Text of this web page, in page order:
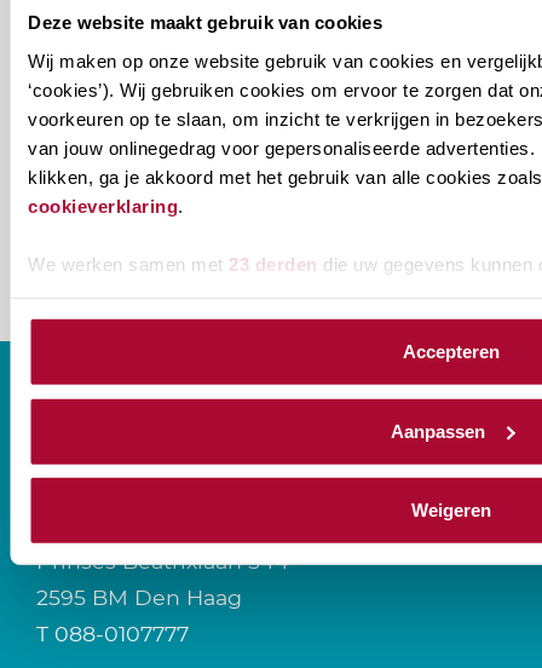
Deze website maakt gebruik van cookies
Wij maken op onze website gebruik van cookies en
‘cookies’). Wij gebruiken cookies om ervoor te zorgen dat
voorkeuren op te slaan, om inzicht te verkrijgen in
van jouw onlinegedrag voor gepersonaliseerde advertenties.
klikken, ga je akkoord met het gebruik van alle cookies
cookieverklaring
We werken samen met 23 derden die uw gegevens kunnen
Accepteren
Aanpassen
Weigeren
E-mailadres*
naam@bedrijf.nl
zou
willen
ontvangen?
Verenigingsnieuws
CONTACT
Prinses Beatrixlaan 544
2595 BM Den Haag
T 088-0107777